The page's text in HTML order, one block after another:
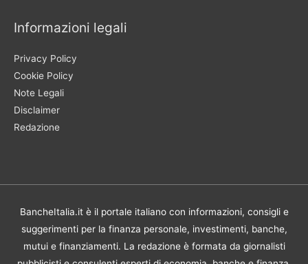
Informazioni legali
Privacy Policy
Cookie Policy
Note Legali
Disclaimer
Redazione
BancheItalia.it è il portale italiano con informazioni, consigli e
suggerimenti per la finanza personale, investimenti, banche,
mutui e finanziamenti. La redazione è formata da giornalisti